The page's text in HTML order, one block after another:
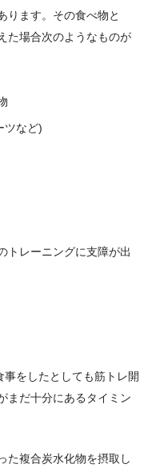
ます。 その食べ物と
た場合次のようなものが
ツなど)
トレーニングに支障が出
をしたとしても筋トレ開
まだ十分にあるタイミン
た複合炭水化物を摂取し